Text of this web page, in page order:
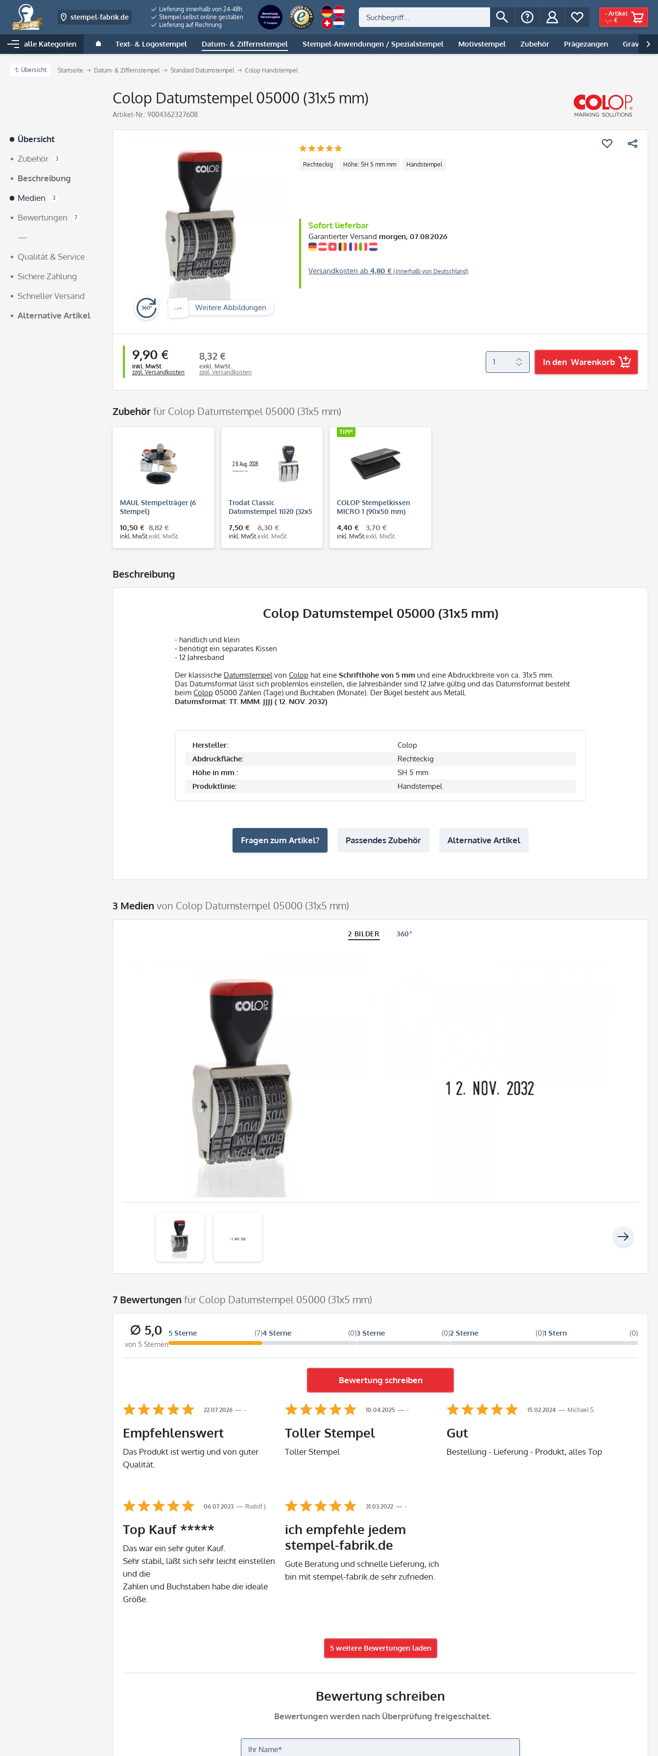
stempel-fabrik.de
Lieferung innerhalb von 24-48h
Stempel selbst online gestalten
Lieferung auf Rechnung
- Artikel
-,-- €
alle Kategorien Text- & Logostempel Datum- & Ziffernstempel Stempel-Anwendungen / Spezialstempel Motivstempel Zubehör Prägezangen Gravur |

Übersicht Startseite Datum- & Ziffernstempel Standard Datumstempel Colop Handstempel
Colop Datumstempel 05000 (31x5 mm)
Artikel-Nr.: 9004362327608
Übersicht
Zubehör
3
Beschreibung
Medien
3
Bewertungen 7
—
Qualität & Service
Sichere Zahlung
Schneller Versand
Alternative Artikel
360° Weitere Abbildungen
Rechteckig Höhe: SH 5 mm mm Handstempel
Sofort lieferbar
Garantierter Versand morgen, 07.08.2026
Versandkosten ab 4,80 € (innerhalb von Deutschland)
9,90 €
inkl. MwSt.
zzgl. Versandkosten
8,32 €
exkl. MwSt.
zzgl. Versandkosten
In den Warenkorb
Zubehörfür Colop Datumstempel 05000 (31x5 mm)
MAUL Stempelträger (6
Stempel)
10,50 €
inkl. MwSt.
8,82 €
exkl. MwSt.
Trodat Classic
Datumstempel 1020 (32x5
7,50 €
inkl. MwSt.
6,30 €
exkl. MwSt.
TIPP!
COLOP Stempelkissen
MICRO 1 (90x50 mm)
4,40 €
inkl. MwSt.
3,70 €
exkl. MwSt.
Beschreibung
Colop Datumstempel 05000 (31x5 mm)
- handlich und klein
- benötigt ein separates Kissen
- 12 Jahresband
Der klassische Datumstempel von Colop hat eine Schrifthöhe von 5 mm und eine Abdruckbreite von ca. 31x5 mm.
Das Datumsformat lässt sich problemlos einstellen, die Jahresbänder sind 12 Jahre gültig und das Datumsformat besteht
beim Colop 05000 Zahlen (Tage) und Buchtaben (Monate). Der Bügel besteht aus Metall.
Datumsformat: TT. MMM. JJJJ ( 12. NOV. 2032)
Hersteller:
Colop
Abdruckfläche:
Rechteckig
Höhe in mm :
SH 5 mm
Produktlinie:
Handstempel
Fragen zum Artikel? Passendes Zubehör Alternative Artikel
3 Medien von Colop Datumstempel 05000 (31x5 mm)
2 BILDER 360°
7 Bewertungen für Colop Datumstempel 05000 (31x5 mm)
∅ 5,0
von 5 Sternen
5 Sterne (7)4 Sterne (0)3 Sterne (0)2 Sterne (0)1 Stern (0)
Bewertung schreiben
-
22.07.2026
Empfehlenswert
Das Produkt ist wertig und von guter
Qualität.
-
10.04.2025
Toller Stempel
Toller Stempel
Michael S.
15.02.2024
Gut
Bestellung - Lieferung - Produkt, alles Top
Rudolf J.
06.07.2023
Top Kauf *****
Das war ein sehr guter Kauf.
Sehr stabil, läßt sich sehr leicht einstellen
und die
Zahlen und Buchstaben habe die ideale
Größe.
-
31.03.2022
ich empfehle jedem
stempel-fabrik.de
Gute Beratung und schnelle Lieferung, ich
bin mit stempel-fabrik.de sehr zufrieden.
5 weitere Bewertungen laden
Bewertung schreiben
Bewertungen werden nach Überprüfung freigeschaltet.